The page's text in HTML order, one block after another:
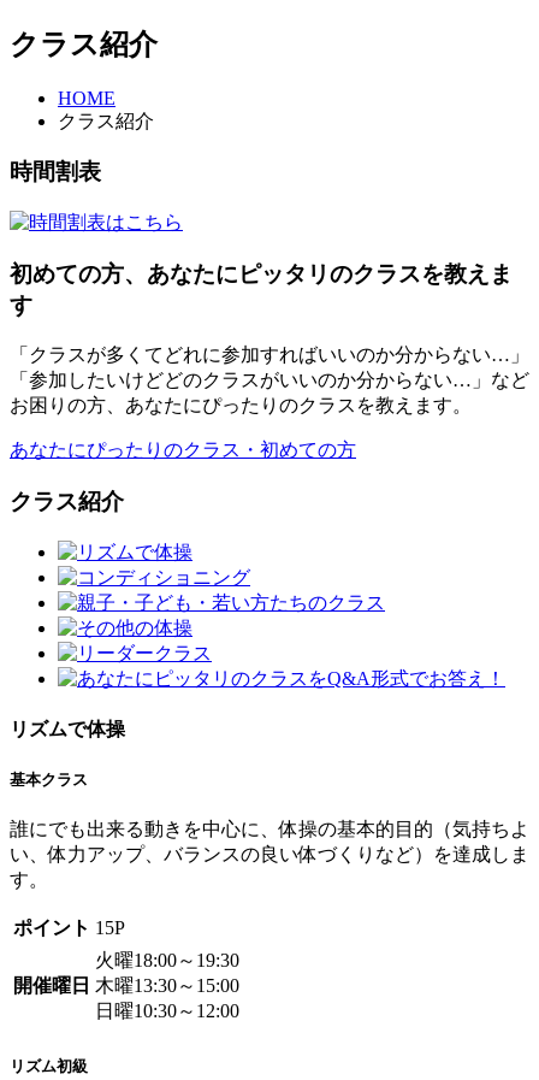
クラス紹介
HOME
クラス紹介
時間割表
初めての方、あなたにピッタリのクラスを教えま
す
「クラスが多くてどれに参加すればいいのか分からない…」
「参加したいけどどのクラスがいいのか分からない…」など
お困りの方、あなたにぴったりのクラスを教えます。
あなたにぴったりのクラス・初めての方
クラス紹介
リズムで体操
基本クラス
誰にでも出来る動きを中心に、体操の基本的目的（気持ちよ
い、体力アップ、バランスの良い体づくりなど）を達成しま
す。
ポイント 15P
開催曜日
火曜18:00～19:30
木曜13:30～15:00
日曜10:30～12:00
リズム初級